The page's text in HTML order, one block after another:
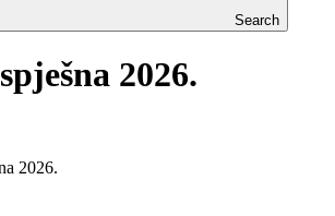
Search
2026.
2026.